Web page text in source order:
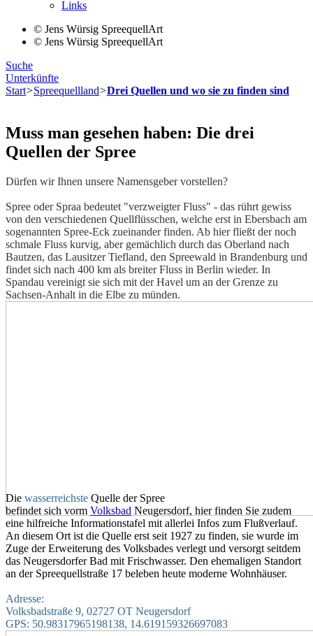
Links
© Jens Würsig SpreequellArt
© Jens Würsig SpreequellArt
Suche
Unterkünfte
Start>Spreequellland>Drei Quellen und wo sie zu finden sind
Muss man gesehen haben: Die drei
Quellen der Spree
Dürfen wir Ihnen unsere Namensgeber vorstellen?
Spree oder Spraa bedeutet "verzweigter Fluss" - das rührt gewiss
von den verschiedenen Quellflüsschen, welche erst in Ebersbach am
sogenannten Spree-Eck zueinander finden. Ab hier fließt der noch
schmale Fluss kurvig, aber gemächlich durch das Oberland nach
Bautzen, das Lausitzer Tiefland, den Spreewald in Brandenburg und
findet sich nach 400 km als breiter Fluss in Berlin wieder. In
Spandau vereinigt sie sich mit der Havel um an der Grenze zu
Sachsen-Anhalt in die Elbe zu münden.
Die wasserreichste ‎ Quelle der Spree
befindet sich vorm Volksbad Neugersdorf, hier finden Sie zudem
eine hilfreiche Informationstafel mit allerlei Infos zum Flußverlauf.
An diesem Ort ist die Quelle erst seit 1927 zu finden, sie wurde im
Zuge der Erweiterung des Volksbades verlegt und versorgt seitdem
das Neugersdorfer Bad mit Frischwasser. Den ehemaligen Standort
an der Spreequellstraße 17 beleben heute moderne Wohnhäuser.
Adresse:
Volksbadstraße 9, 02727 OT Neugersdorf
GPS: 50.98317965198138, 14.619159326697083